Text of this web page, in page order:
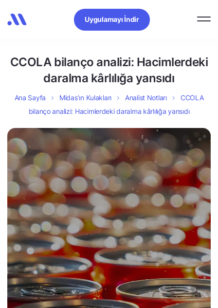
Uygulamayı İndir
CCOLA bilanço analizi: Hacimlerdeki
daralma kârlılığa yansıdı
Ana Sayfa Midas’ın Kulakları Analist Notları
CCOLA
bilanço analizi: Hacimlerdeki daralma kârlılığa yansıdı